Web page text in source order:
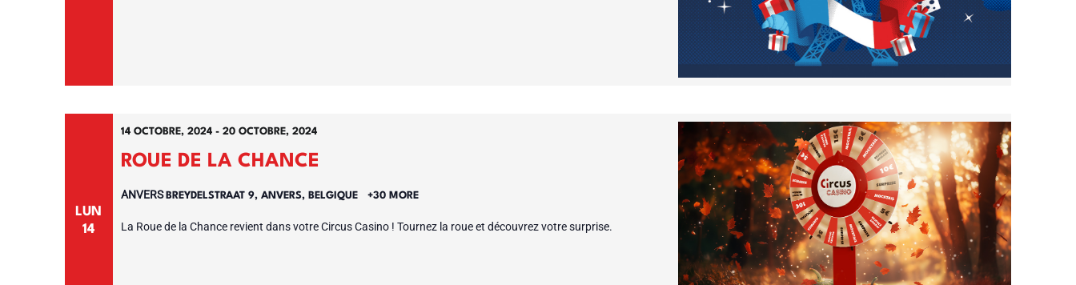
LUN
14
ROUE DE LA CHANCE
14 OCTOBRE, 2024- 20 OCTOBRE, 2024
ANVERS BREYDELSTRAAT 9, ANVERS, BELGIQUE +30 MORE
La Roue de la Chance revient dans votre Circus Casino ! Tournez la roue et découvrez votre surprise.